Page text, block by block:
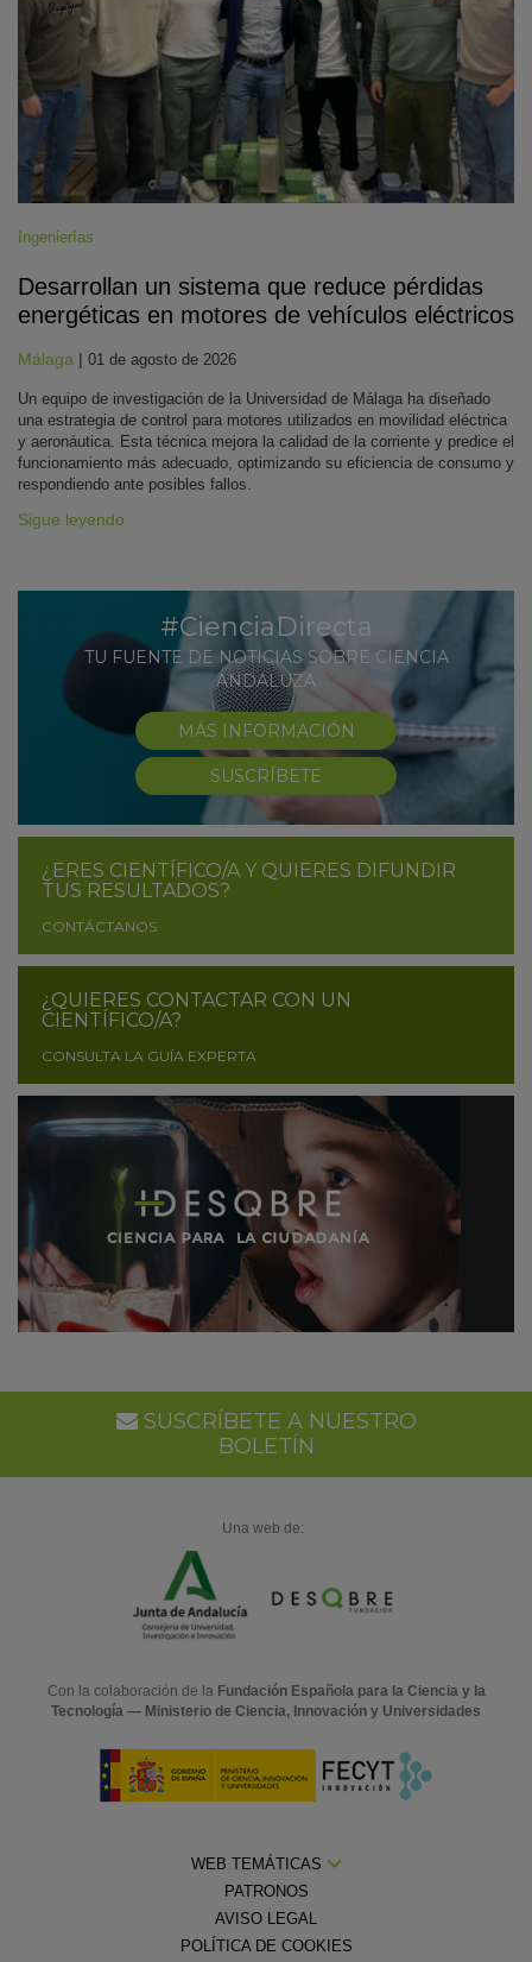
Ingenierías
Desarrollan un sistema que reduce pérdidas
energéticas en motores de vehículos eléctricos
Málaga | 01 de agosto de 2026
Un equipo de investigación de la Universidad de Málaga ha diseñado
una estrategia de control para motores utilizados en movilidad eléctrica
y aeronáutica. Esta técnica mejora la calidad de la corriente y predice el
funcionamiento más adecuado, optimizando su eficiencia de consumo y
respondiendo ante posibles fallos.
Sigue leyendo
#CienciaDirecta
TU FUENTE DE NOTICIAS SOBRE CIENCIA
ANDALUZA
MÁS INFORMACIÓN
SUSCRÍBETE
¿ERES CIENTÍFICO/A Y QUIERES DIFUNDIR
TUS RESULTADOS?
CONTÁCTANOS
¿QUIERES CONTACTAR CON UN
CIENTÍFICO/A?
CONSULTA LA GUÍA EXPERTA
SUSCRÍBETE A NUESTRO
BOLETÍN
Una web de:
Con la colaboración de la Fundación Española para la Ciencia y la
Tecnología — Ministerio de Ciencia, Innovación y Universidades
WEB TEMÁTICAS
PATRONOS
AVISO LEGAL
POLÍTICA DE COOKIES